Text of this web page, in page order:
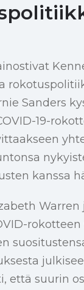
Sanders
19-
kanssa
Warren
rokotteen
että suurin